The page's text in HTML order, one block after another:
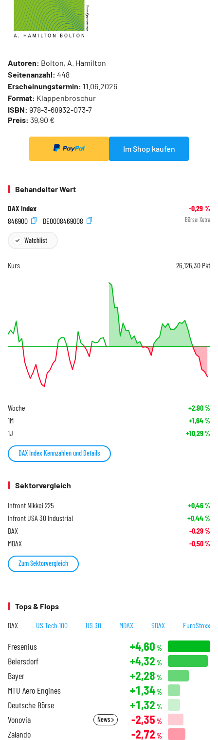
Autoren: Bolton, A. Hamilton
Seitenanzahl: 448
Erscheinungstermin: 11.06.2026
Format: Klappenbroschur
ISBN: 978-3-68932-073-7
Preis: 39,90 €
Im Shop kaufen
Behandelter Wert
DAX Index -0,29%
846900
DE0008469008 Börse: Xetra
Watchlist
Kurs 26.126,30 Pkt
Woche +2,90%
1M +1,64%
1J +10,29%
DAX Index Kennzahlen und Details
Sektorvergleich
Infront Nikkei 225 +0,46%
Infront USA 30 Industrial +0,44%
DAX -0,29%
MDAX -0,50%
Zum Sektorvergleich
Tops & Flops
DAX US Tech 100 US 30 MDAX SDAX EuroStoxx
Fresenius +4,60 %
Beiersdorf +4,32 %
Bayer +2,28 %
MTU Aero Engines +1,34%
Deutsche Börse +1,32 %
Vonovia News -2,35 %
Zalando -2,72 %